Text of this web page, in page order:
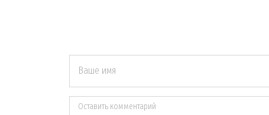
Ваше имя
Оставить комментарий